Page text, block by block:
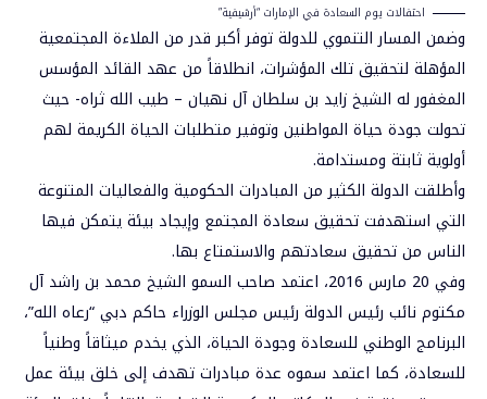
احتفالات يوم السعادة في الإمارات “أرشيفية”
وضمن المسار التنموي للدولة توفر أكبر قدر من الملاءة المجتمعية
المؤهلة لتحقيق تلك المؤشرات، انطلاقاً من عهد القائد المؤسس
المغفور له الشيخ زايد بن سلطان آل نهيان – طيب الله ثراه- حيث
تحولت جودة حياة المواطنين وتوفير متطلبات الحياة الكريمة لهم
أولوية ثابتة ومستدامة.
وأطلقت الدولة الكثير من المبادرات الحكومية والفعاليات المتنوعة
التي استهدفت تحقيق سعادة المجتمع وإيجاد بيئة يتمكن فيها
الناس من تحقيق سعادتهم والاستمتاع بها.
وفي 20 مارس 2016، اعتمد صاحب السمو الشيخ محمد بن راشد آل
مكتوم نائب رئيس الدولة رئيس مجلس الوزراء حاكم دبي “رعاه الله”،
البرنامج الوطني للسعادة وجودة الحياة، الذي يخدم ميثاقاً وطنياً
للسعادة، كما اعتمد سموه عدة مبادرات تهدف إلى خلق بيئة عمل